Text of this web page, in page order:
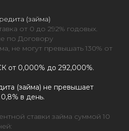
(займа)
от 0 до 292% годовых.
по Договору
не могут превышать 130% от
от 0,000% до 292,000%.
(займа) не превышает
в день.
ставки займа суммой 10